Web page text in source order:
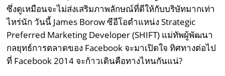
ซึ่งดูเหมือนจะไม่ส่งเสริมภาพลักษณ์ที่ดีให้กับบริษัทมากเท่า
ไหร่นัก วันนี้ James Borow ซีอีโอตำแหน่ง Strategic
Preferred Marketing Developer (SHIFT) แม่ทัพผู้พัฒนา
กลยุทธ์การตลาดของ Facebook จะมาเปิดใจ ทิศทางต่อไป
ที่ Facebook 2014 จะก้าวเดินคือทางไหนกันแน่?